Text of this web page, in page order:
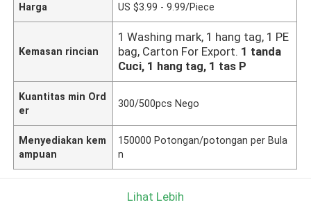
Harga US $3.99 - 9.99/Piece
Kemasan rincian
1 Washing mark, 1 hang tag, 1 PE
bag, Carton For Export. 1 tanda
Cuci, 1 hang tag, 1 tas P
Kuantitas min Ord
er
300/500pcs Nego
Menyediakan kem
ampuan
150000 Potongan/potongan per Bula
n
Lihat Lebih